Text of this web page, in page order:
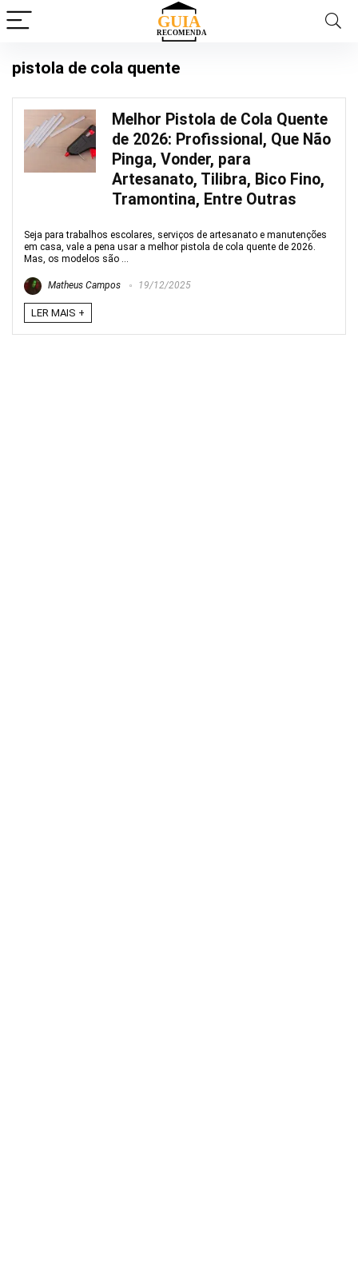
pistola de cola quente
Melhor Pistola de Cola Quente
de 2026: Profissional, Que Não
Pinga, Vonder, para
Artesanato, Tilibra, Bico Fino,
Tramontina, Entre Outras
Seja para trabalhos escolares, serviços de artesanato e manutenções
em casa, vale a pena usar a melhor pistola de cola quente de 2026.
Mas, os modelos são ...
Matheus Campos 19/12/2025
LER MAIS +